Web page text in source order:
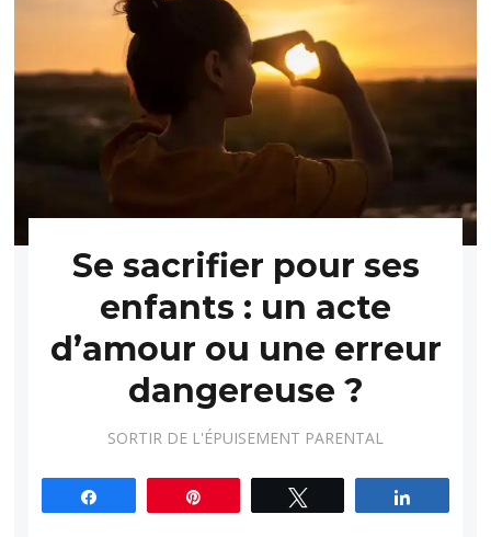
Se sacrifier pour ses
enfants : un acte
d’amour ou une erreur
dangereuse ?
SORTIR DE L'ÉPUISEMENT PARENTAL